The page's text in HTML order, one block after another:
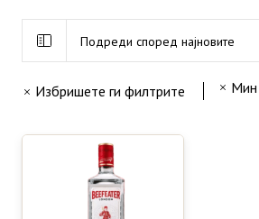
Подреди според најновите
Избришете ги филтрите Мин